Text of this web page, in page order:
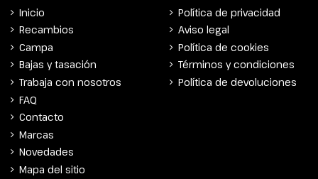
Inicio
Recambios
Campa
Bajas y tasación
Trabaja con nosotros
FAQ
Contacto
Marcas
Novedades
Mapa del sitio
Política de privacidad
Aviso legal
Política de cookies
Términos y condiciones
Política de devoluciones